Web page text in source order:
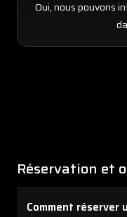
Oui, nous pouvons
Réservation et
Comment réserver